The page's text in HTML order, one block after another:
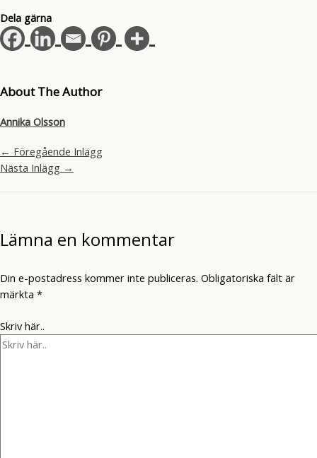
Dela gärna
About The Author
Annika Olsson
← Föregående Inlägg
Nästa Inlägg →
Lämna en kommentar
Din e-postadress kommer inte publiceras. Obligatoriska fält är
märkta *
Skriv här..